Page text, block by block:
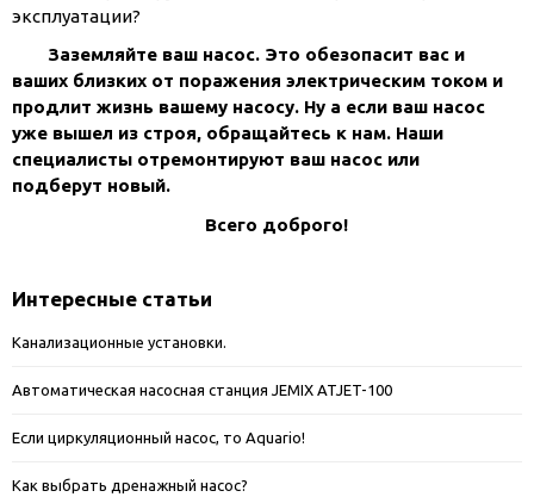
Интересные статьи
Канализационные установки.
Автоматическая насосная станция JEMIX ATJET-100
Если циркуляционный насос, то Aquario!
Как выбрать дренажный насос?
эксплуатации?
Заземляйте ваш насос. Это обезопасит вас и
ваших близких от поражения электрическим током и
продлит жизнь вашему насосу. Ну а если ваш насос
уже вышел из строя, обращайтесь к нам. Наши
специалисты отремонтируют ваш насос или
подберут новый.
Всего доброго!